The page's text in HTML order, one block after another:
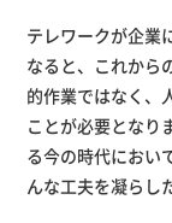
テレワークが企業
なると、これから
的作業ではなく、
ことが必要となり
る今の時代におい
んな工夫を凝らし